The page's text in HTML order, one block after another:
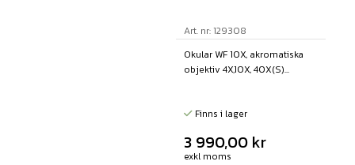
Art. nr: 129308
Okular WF 10X, akromatiska
objektiv 4X,10X, 40X(S)...
Finns i lager
3 990,00 kr
exkl moms